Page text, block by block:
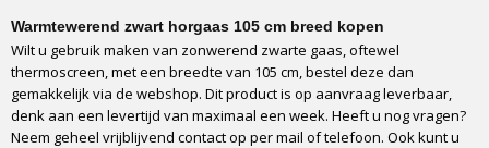
Warmtewerend zwart horgaas 105 cm breed kopen
Wilt u gebruik maken van zonwerend zwarte gaas, oftewel
thermoscreen, met een breedte van 105 cm, bestel deze dan
gemakkelijk via de webshop. Dit product is op aanvraag leverbaar,
denk aan een levertijd van maximaal een week. Heeft u nog vragen?
Neem geheel vrijblijvend contact op per mail of telefoon. Ook kunt u